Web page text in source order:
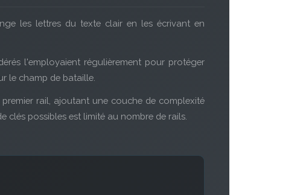
les lettres du texte clair en les écrivant en
l'employaient régulièrement pour protéger
le champ de bataille.
rail, ajoutant une couche de complexité
clés possibles est limité au nombre de rails.